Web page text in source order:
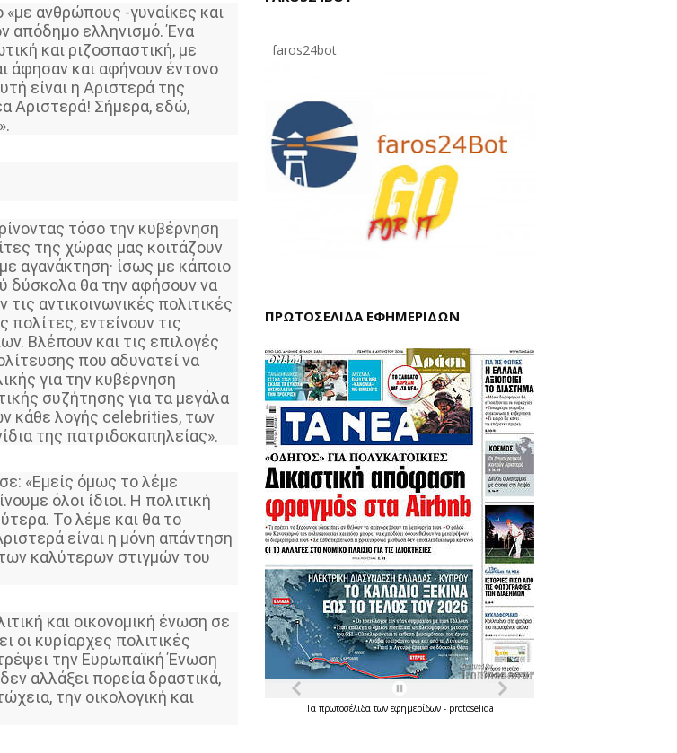
ανθρώπους -γυναίκες και
απόδημο ελληνισμό. Ένα
και ριζοσπαστική, με
άφησαν και αφήνουν έντονο
είναι η Αριστερά της
Αριστερά! Σήμερα, εδώ,
τόσο την κυβέρνηση
της χώρας μας κοιτάζουν
αγανάκτηση· ίσως με κάποιο
δύσκολα θα την αφήσουν να
αντικοινωνικές πολιτικές
εντείνουν τις
Βλέπουν και τις επιλογές
που αδυνατεί να
για την κυβέρνηση
συζήτησης για τα μεγάλα
κάθε λογής celebrities, των
της πατριδοκαπηλείας».
«Εμείς όμως το λέμε
όλοι ίδιοι. Η πολιτική
Το λέμε και θα το
είναι η μόνη απάντηση
των καλύτερων στιγμών του
και οικονομική ένωση σε
οι κυρίαρχες πολιτικές
την Ευρωπαϊκή Ένωση
αλλάξει πορεία δραστικά,
την οικολογική και
faros24bot
ΠΡΩΤΟΣΕΛΙΔΑ ΕΦΗΜΕΡΙΔΩΝ
Τα πρωτοσέλιδατων εφημερίδων - protoselida